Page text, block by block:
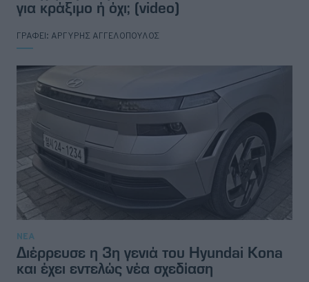
για κράξιμο ή όχι; (video)
ΓΡΑΦΕΙ: ΑΡΓΥΡΗΣ ΑΓΓΕΛΟΠΟΥΛΟΣ
ΝΕΑ
Διέρρευσε η 3η γενιά του Hyundai Kona
και έχει εντελώς νέα σχεδίαση